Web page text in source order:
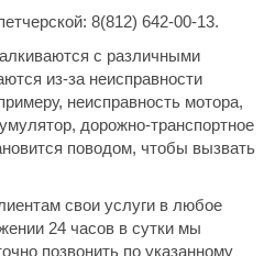
8(812) 642-00-13.
с различными
из-за неисправности
неисправность мотора,
дорожно-транспортное
поводом, чтобы вызвать
свои услуги в любое
24 часов в сутки мы
позвонить по указанному